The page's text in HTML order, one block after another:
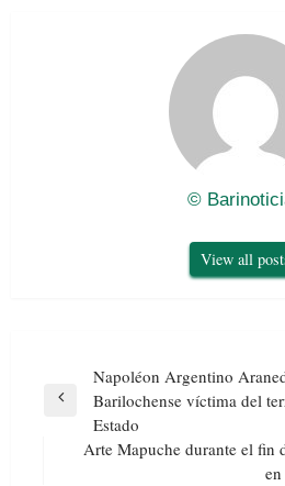
©
View all
Navegación
de
entradas
Previous
Napoléon Argentino
Barilochense víctima del
Estado
Arte Mapuche durante el fin